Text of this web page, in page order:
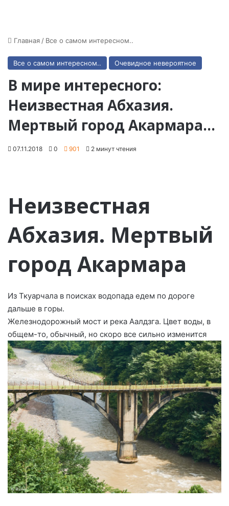
Главная / Все о самом интересном..
Все о самом интересном.. Очевидное невероятное
В мире интересного:
Неизвестная Абхазия.
Мертвый город Акармара…
07.11.2018 0 901 2 минут чтения
Неизвестная
Абхазия. Мертвый
город Акармара
Из Ткуарчала в поисках водопада едем по дороге
дальше в горы.
Железнодорожный мост и река Аалдзга. Цвет воды, в
общем-то, обычный, но скоро все сильно изменится